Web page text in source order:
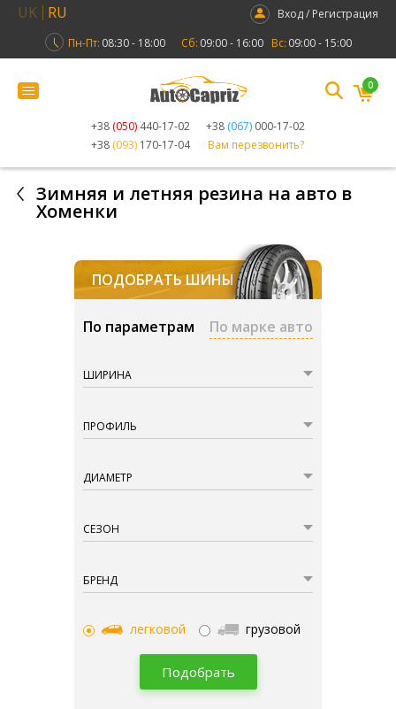
UK RU
Вход / Регистрация
Пн-Пт: 08:30 - 18:00 Сб: 09:00 - 16:00 Вс: 09:00 - 15:00
+38 (050) 440-17-02 +38 (067) 000-17-02
+38 (093) 170-17-04 Вам перезвонить?
0
Зимняя и летняя резина на авто в
Хоменки
ПОДОБРАТЬ ШИНЫ
По параметрам По марке авто
ШИРИНА
ПРОФИЛЬ
ДИАМЕТР
СЕЗОН
БРЕНД
легковой грузовой
Подобрать